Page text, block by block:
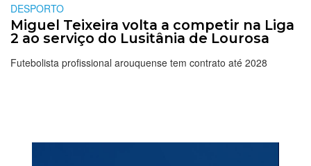
DESPORTO
Miguel Teixeira volta a competir na Liga
2 ao serviço do Lusitânia de Lourosa
Futebolista profissional arouquense tem contrato até 2028